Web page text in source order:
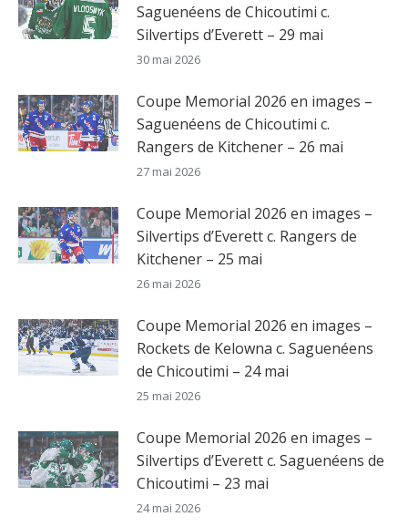
Saguenéens de Chicoutimi c.
Silvertips d’Everett – 29 mai
30 mai 2026
Coupe Memorial 2026 en images –
Saguenéens de Chicoutimi c.
Rangers de Kitchener – 26 mai
27 mai 2026
Coupe Memorial 2026 en images –
Silvertips d’Everett c. Rangers de
Kitchener – 25 mai
26 mai 2026
Coupe Memorial 2026 en images –
Rockets de Kelowna c. Saguenéens
de Chicoutimi – 24 mai
25 mai 2026
Coupe Memorial 2026 en images –
Silvertips d’Everett c. Saguenéens de
Chicoutimi – 23 mai
24 mai 2026